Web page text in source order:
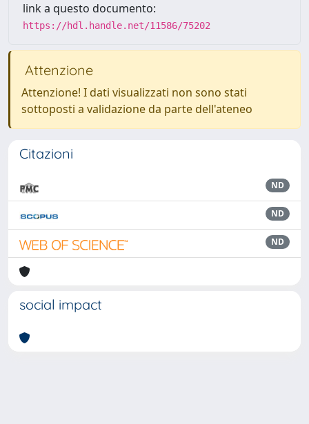
link a questo documento:
https://hdl.handle.net/11586/75202
Attenzione
Attenzione! I dati visualizzati non sono stati
sottoposti a validazione da parte dell'ateneo
Citazioni
ND
ND
ND
social impact